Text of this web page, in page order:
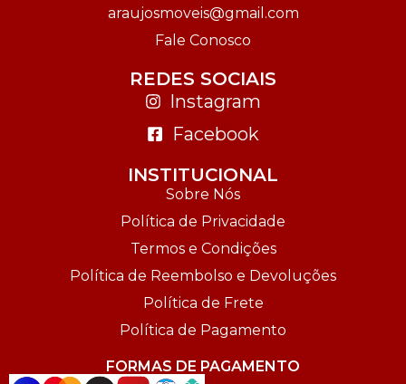
araujosmoveis@gmail.com
Fale Conosco
REDES SOCIAIS
Instagram
Facebook
INSTITUCIONAL
Sobre Nós
Política de Privacidade
Termos e Condições
Política de Reembolso e Devoluções
Política de Frete
Política de Pagamento
FORMAS DE PAGAMENTO